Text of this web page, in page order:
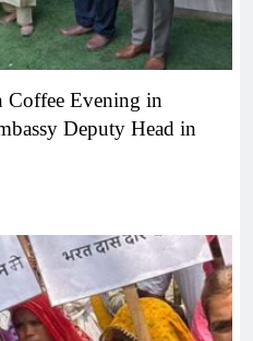
Coffee Evening in
Deputy Head in